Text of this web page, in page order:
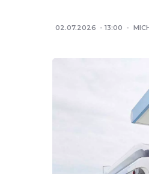
02.07.2026 13:00